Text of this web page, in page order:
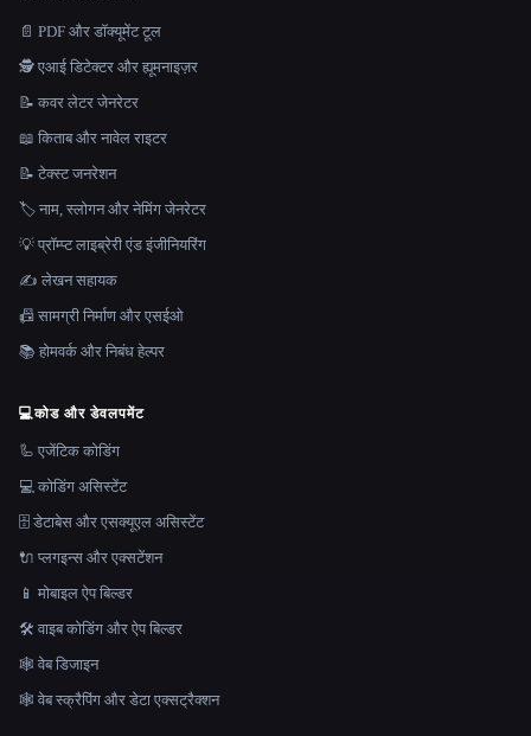
📄 PDF और डॉक्यूमेंट टूल
🕵️ एआई डिटेक्टर और ह्यूमनाइज़र
📝 कवर लेटर जेनरेटर
📖 किताब और नावेल राइटर
📝 टेक्स्ट जनरेशन
🏷️ नाम, स्लोगन और नेमिंग जेनरेटर
💡 प्रॉम्प्ट लाइब्रेरी एंड इंजीनियरिंग
✍️ लेखन सहायक
📠 सामग्री निर्माण और एसईओ
📚 होमवर्क और निबंध हेल्पर
💻कोड और डेवलपमेंट
🦾 एजेंटिक कोडिंग
💻 कोडिंग असिस्टेंट
🗄️ डेटाबेस और एसक्यूएल असिस्टेंट
🔌 प्लगइन्स और एक्सटेंशन
📱 मोबाइल ऐप बिल्डर
🛠️ वाइब कोडिंग और ऐप बिल्डर
🕸 वेब डिजाइन
🕸️ वेब स्क्रैपिंग और डेटा एक्सट्रैक्शन